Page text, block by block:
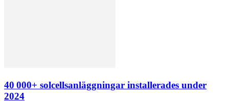
40 000+ solcellsanläggningar installerades under
2024